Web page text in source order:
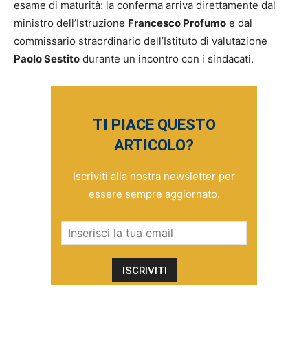
esame di maturità: la conferma arriva direttamente dal
ministro dell’Istruzione Francesco Profumo e dal
commissario straordinario dell’Istituto di valutazione
Paolo Sestito durante un incontro con i sindacati.
TI PIACE QUESTO
ARTICOLO?
Iscriviti alla nostra newsletter per
essere sempre aggiornato.